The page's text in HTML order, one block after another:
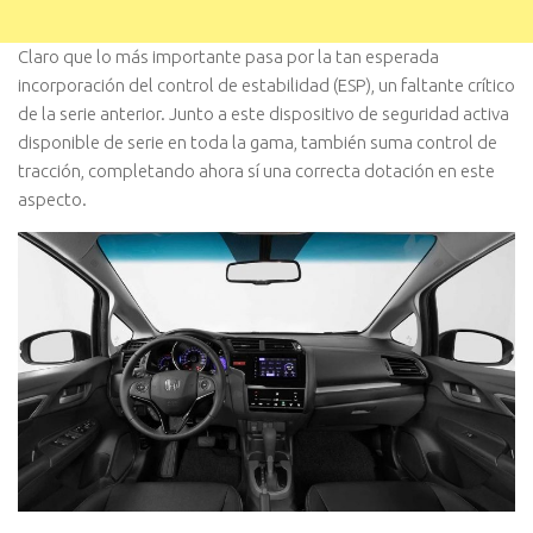
Claro que lo más importante pasa por la tan esperada
incorporación del control de estabilidad (ESP), un faltante crítico
de la serie anterior. Junto a este dispositivo de seguridad activa
disponible de serie en toda la gama, también suma control de
tracción, completando ahora sí una correcta dotación en este
aspecto.